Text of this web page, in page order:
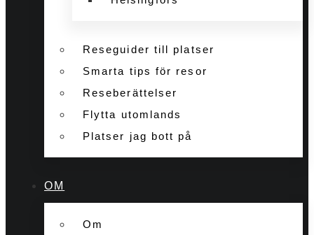
Reseguider till platser
Smarta tips för resor
Reseberättelser
Flytta utomlands
Platser jag bott på
OM
Om